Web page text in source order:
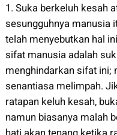
1. Suka berkeluh kesah
sesungguhnya manusia
telah menyebutkan hal
sifat manusia adalah
menghindarkan sifat ini;
senantiasa melimpah.
ratapan keluh kesah,
namun biasanya malah